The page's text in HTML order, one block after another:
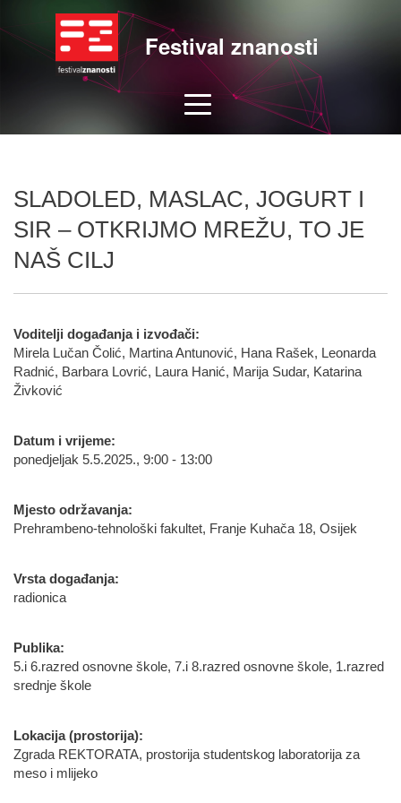
Festival znanosti
SLADOLED, MASLAC, JOGURT I
SIR – OTKRIJMO MREŽU, TO JE
NAŠ CILJ
Voditelji događanja i izvođači:
Mirela Lučan Čolić, Martina Antunović, Hana Rašek, Leonarda
Radnić, Barbara Lovrić, Laura Hanić, Marija Sudar, Katarina
Živković
Datum i vrijeme:
ponedjeljak 5.5.2025., 9:00 - 13:00
Mjesto održavanja:
Prehrambeno-tehnološki fakultet, Franje Kuhača 18, Osijek
Vrsta događanja:
radionica
Publika:
5.i 6.razred osnovne škole, 7.i 8.razred osnovne škole, 1.razred
srednje škole
Lokacija (prostorija):
Zgrada REKTORATA, prostorija studentskog laboratorija za
meso i mlijeko